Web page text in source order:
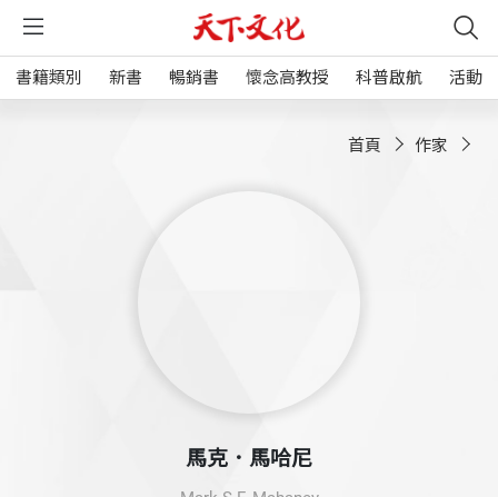
書籍類別 新書 暢銷書 懷念高教授 科普啟航 活動
首頁 作家
馬克．馬哈尼